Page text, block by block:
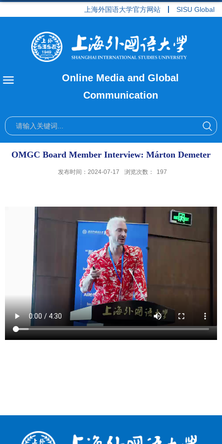
上海外国语大学官方网站 SISU Global
Online Media and Global
Communication
OMGC Board Member Interview: Márton Demeter
发布时间：2024-07-17 浏览次数： 197